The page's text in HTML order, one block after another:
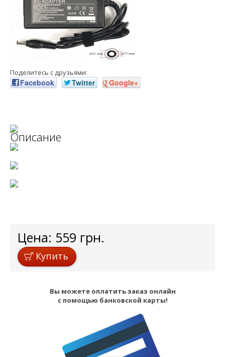
Поделитесь с друзьями:
Facebook Twitter Google+
Описание
Цена: 559 грн.
Купить
Вы можете оплатить заказ онлайн
с помощью банковской карты!